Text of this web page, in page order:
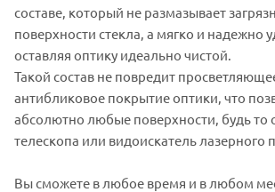
составе, который не размазывает
поверхности стекла, а мягко и надежно
оставляя оптику идеально чистой.
Такой состав не повредит
антибликовое покрытие оптики, что
абсолютно любые поверхности, будь то
телескопа или видоискатель лазерного
Вы сможете в любое время и в любом